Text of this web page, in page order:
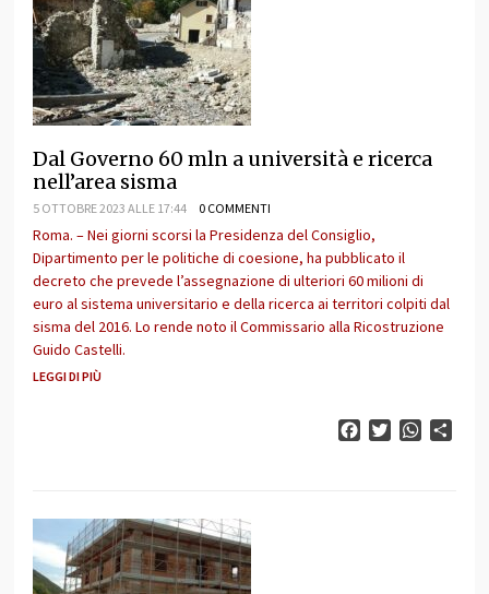
Dal Governo 60 mln a università e ricerca
nell’area sisma
5 OTTOBRE 2023 ALLE 17:44 0 COMMENTI
Roma. – Nei giorni scorsi la Presidenza del Consiglio,
Dipartimento per le politiche di coesione, ha pubblicato il
decreto che prevede l’assegnazione di ulteriori 60 milioni di
euro al sistema universitario e della ricerca ai territori colpiti dal
sisma del 2016. Lo rende noto il Commissario alla Ricostruzione
Guido Castelli.
LEGGI DI PIÙ
FacebookTwitter